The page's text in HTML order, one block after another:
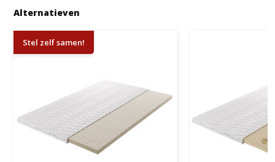
Alternatieven
Stel zelf samen!